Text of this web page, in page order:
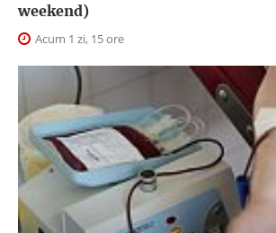
weekend)
Acum 1 zi, 15 ore